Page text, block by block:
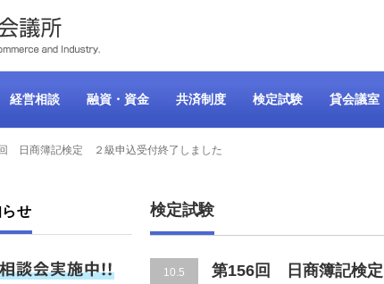
経営相談 融資・資金 共済制度 検定試験 貸会議室
日商簿記検定 ２級申込受付終了しました
検定試験
10.5
第156回 日商簿記検
せ